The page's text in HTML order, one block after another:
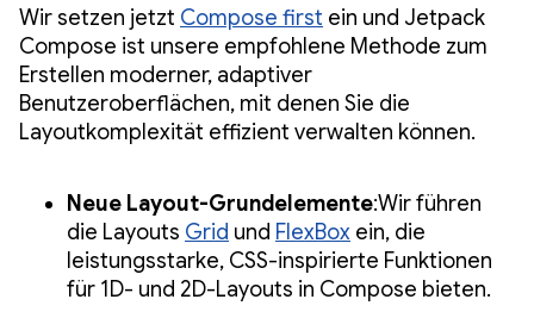
Wir setzen jetzt Compose first ein und Jetpack
Compose ist unsere empfohlene Methode zum
Erstellen moderner, adaptiver
Benutzeroberflächen, mit denen Sie die
Layoutkomplexität effizient verwalten können.
Neue Layout-Grundelemente:Wir führen
die Layouts Grid und FlexBox ein, die
leistungsstarke, CSS-inspirierte Funktionen
für 1D- und 2D-Layouts in Compose bieten.